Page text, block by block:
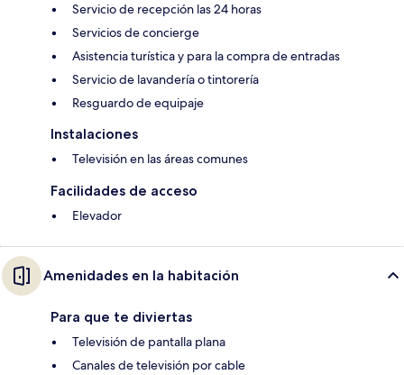
Servicio de recepción las 24 horas
Servicios de concierge
Asistencia turística y para la compra de entradas
Servicio de lavandería o tintorería
Resguardo de equipaje
Instalaciones
Televisión en las áreas comunes
Facilidades de acceso
Elevador
Amenidades en la habitación
Para que te diviertas
Televisión de pantalla plana
Canales de televisión por cable